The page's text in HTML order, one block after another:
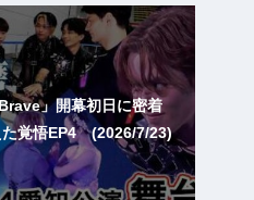
」開幕初日に密着
た覚悟EP4 (2026/7/23)